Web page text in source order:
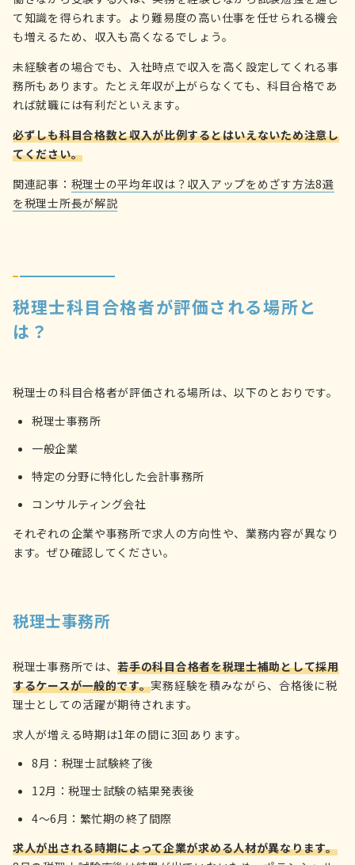
て知識を得られます。より難易度の高い仕事を任せられる機会
も増えるため、収入も高くなるでしょう。
未経験者の場合でも、入社時点で収入を高く設定してくれる事
務所もあります。たとえ年収が上がらなくても、科目合格であ
れば就職には有利だといえます。
必ずしも科目合格数と収入が比例するとはいえないため注意し
てください。
関連記事： 税理士の平均年収は？収入アップをめざす方法8選
を税理士所長が解説
税理士科目合格者が評価される場所と
は？
税理士の科目合格者が評価される場所は、以下のとおりです。
税理士事務所
一般企業
特定の分野に特化した会計事務所
コンサルティング会社
それぞれの企業や事務所で求人の方向性や、業務内容が異なり
ます。ぜひ確認してください。
税理士事務所
税理士事務所では、若手の科目合格者を税理士補助として採用
するケースが一般的です。実務経験を積みながら、合格後に税
理士としての活躍が期待されます。
求人が増える時期は1年の間に3回あります。
8月：税理士試験終了後
12月：税理士試験の結果発表後
4～6月：繁忙期の終了間際
求人が出される時期によって企業が求める人材が異なります。